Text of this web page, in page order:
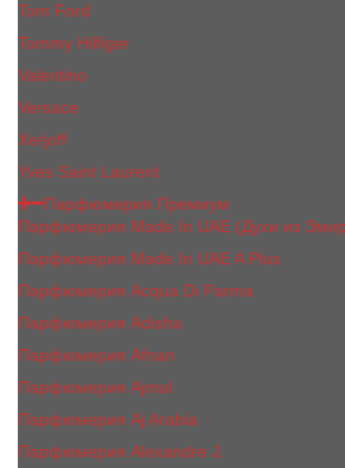
Tom Ford
Tommy Hilfiger
Valentino
Versace
Xerjoff
Yves Saint Laurent
Парфюмерия Премиум
Парфюмерия Made In UAE (Духи из
Парфюмерия Made In UAE A Plus
Парфюмерия Acqua Di Parma
Парфюмерия Adisha
Парфюмерия Afnan
Парфюмерия Ajmal
Парфюмерия Aj Arabia
Парфюмерия Alexandre J.